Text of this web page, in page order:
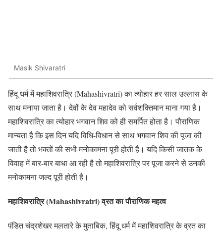
Masik Shivaratri
हिंदू धर्म में महाशिवरात्रि (Mahashivratri) का त्योहार हर साल उल्लास के
साथ मनाया जाता है। देवों के देव महादेव को सर्वशक्तिमान माना गया है।
महाशिवरात्रि का त्योहार भगवान शिव को ही समर्पित होता है। पौराणिक
मान्यता है कि इस दिन यदि विधि-विधान से साथ भगवान शिव की पूजा की
जाती है तो भक्तों की सभी मनोकामना पूरी होती है। यदि किसी जातक के
विवाह में बार-बार बाधा आ रही है तो महाशिवरात्रि पर पूजा करने से उनकी
मनोकामना जल्द पूरी होती है।
महाशिवरात्रि (Mahashivratri) व्रत का पौराणिक महत्व
पंडित चंद्रशेखर मलतारे के मुताबिक, हिंदू धर्म में महाशिवरात्रि के व्रत का